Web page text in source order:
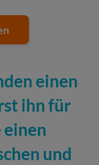
einen
ihn für
einen
und